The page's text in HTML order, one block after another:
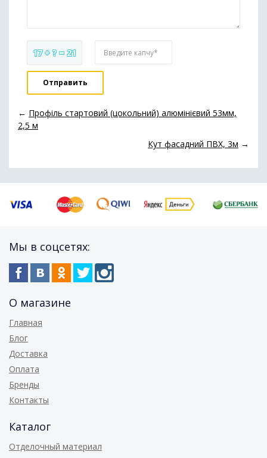
17 + ? = 21 Введите капчу*
← Профіль стартовий (цокольний) алюмінієвий 53мм,
2,5 м
Кут фасадний ПВХ, 3м →
Мы в соцсетях:
О магазине
Главная
Блог
Доставка
Оплата
Бренды
Контакты
Каталог
Отделочный материал